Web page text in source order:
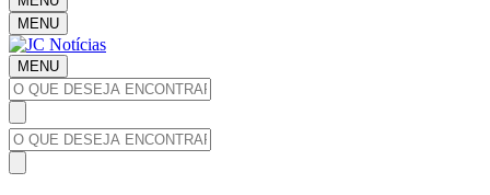
MENU
MENU